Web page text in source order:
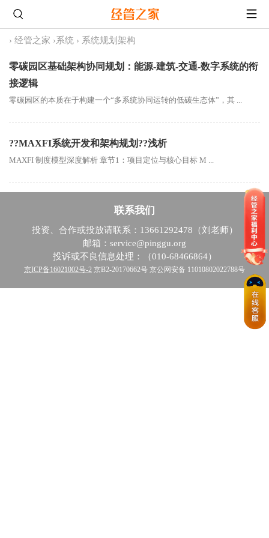
› 经管之家 ›系统 › 系统规划架构
零碳园区基础架构协同规划：能源-建筑-交通-数字系统的衔
接逻辑
零碳园区的本质在于构建一个“多系统协同运转的低碳生态体”，其 ...
??MAXFI系统开发和架构规划??浅析
MAXFI 制度模型深度解析 章节1：项目定位与核心目标 M ...
联系我们
投资、合作或投放请联系：13661292478（刘老师）
邮箱：service@pinggu.org
投诉或不良信息处理：（010-68466864）
京ICP备16021002号-2 京B2-20170662号 京公网安备 11010802022788号